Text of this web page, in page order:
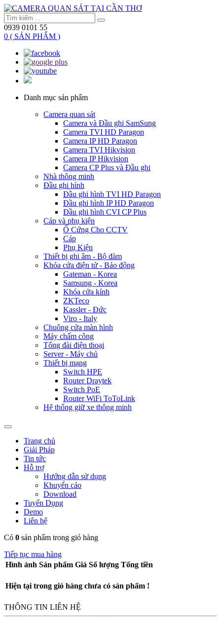
0939 0101 55
0 ( SẢN PHẨM )
Danh mục sản phẩm
Camera quan sát
Camera và Đầu ghi SamSung
Camera TVI HD Paragon
Camera IP HD Paragon
Camera TVI Hikvision
Camera IP Hikvision
Camera CP Plus và Đầu ghi
Nhà thông minh
Đầu ghi hình
Đầu ghi hình TVI HD Paragon
Đầu ghi hình IP HD Paragon
Đầu ghi hình CVI CP Plus
Cáp và phụ kiện
Ổ Cứng Cho CCTV
Cáp
Phụ Kiện
Thiết bị ghi âm - Bộ đàm
Khóa cửa điện tử - Báo động
Gateman - Korea
Samsung - Korea
Khóa cửa kính
ZKTeco
Kassler - Đức
Viro - Italy
Chuông cửa màn hình
Máy chấm công
Tổng đài điện thoại
Server - Máy chủ
Thiết bị mạng
Switch HPE
Router Draytek
Switch PoE
Router WiFi ToToLink
Hệ thống giữ xe thông minh
Trang chủ
Giải Pháp
Tin tức
Hỗ trợ
Hướng dẫn sử dụng
Khuyến cáo
Download
Tuyển Dụng
Demo
Liên hệ
Có 0 sản phẩm trong giỏ hàng
Tiếp tục mua hàng
Hình ảnh Sản phẩm Giá Số lượng Tổng tiền
Hiện tại trong giỏ hàng chưa có sản phẩm !
THÔNG TIN LIÊN HỆ